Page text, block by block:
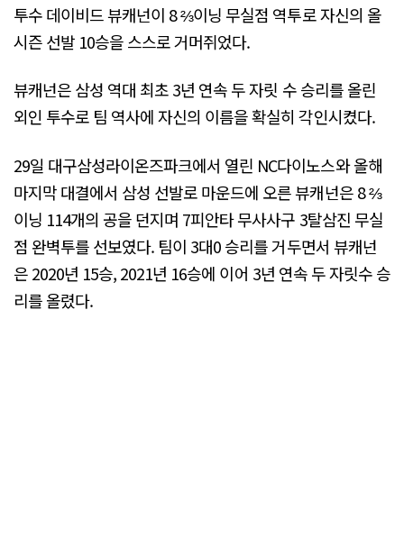
투수 데이비드 뷰캐넌이 8 ⅔이닝 무실점 역투로 자신의 올
시즌 선발 10승을 스스로 거머쥐었다.
뷰캐넌은 삼성 역대 최초 3년 연속 두 자릿 수 승리를 올린
외인 투수로 팀 역사에 자신의 이름을 확실히 각인시켰다.
29일 대구삼성라이온즈파크에서 열린 NC다이노스와 올해
마지막 대결에서 삼성 선발로 마운드에 오른 뷰캐넌은 8 ⅔
이닝 114개의 공을 던지며 7피안타 무사사구 3탈삼진 무실
점 완벽투를 선보였다. 팀이 3대0 승리를 거두면서 뷰캐넌
은 2020년 15승, 2021년 16승에 이어 3년 연속 두 자릿수 승
리를 올렸다.